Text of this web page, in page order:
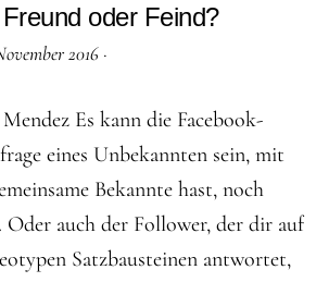
oder Feind?
2016 ·
Es kann die Facebook-
eines Unbekannten sein, mit
Bekannte hast, noch
Oder auch der Follower, der dir auf
Satzbausteinen antwortet,